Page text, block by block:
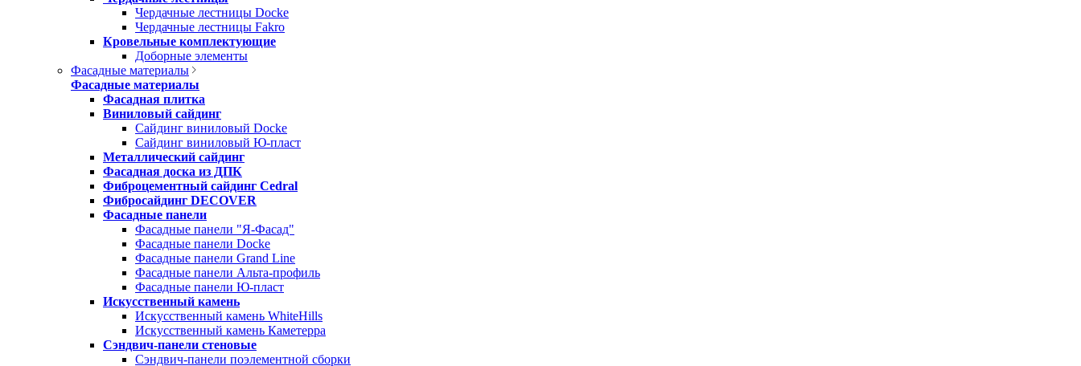
Чердачные лестницы Docke
Чердачные лестницы Fakro
Кровельные комплектующие
Доборные элементы
Фасадные материалы
Фасадные материалы
Фасадная плитка
Виниловый сайдинг
Сайдинг виниловый Docke
Сайдинг виниловый Ю-пласт
Металлический сайдинг
Фасадная доска из ДПК
Фиброцементный сайдинг Cedral
Фибросайдинг DECOVER
Фасадные панели
Фасадные панели "Я-Фасад"
Фасадные панели Docke
Фасадные панели Grand Line
Фасадные панели Альта-профиль
Фасадные панели Ю-пласт
Искусственный камень
Искусственный камень WhiteHills
Искусственный камень Каметерра
Сэндвич-панели стеновые
Сэндвич-панели поэлементной сборки